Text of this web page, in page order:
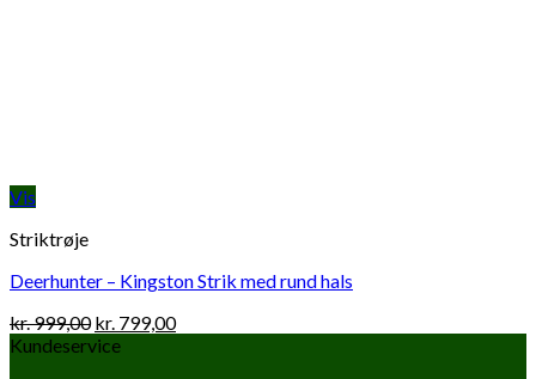
Vis
Striktrøje
Deerhunter – Kingston Strik med rund hals
kr.999,00 Original
price
kr. 799,00Current
Kundeservice